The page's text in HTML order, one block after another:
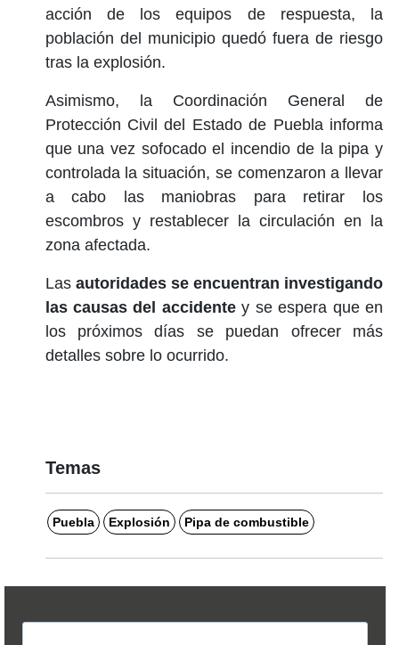
acción de los equipos de respuesta, la
población del municipio quedó fuera de riesgo
tras la explosión.
Asimismo, la Coordinación General de
Protección Civil del Estado de Puebla informa
que una vez sofocado el incendio de la pipa y
controlada la situación, se comenzaron a llevar
a cabo las maniobras para retirar los
escombros y restablecer la circulación en la
zona afectada.
Las autoridades se encuentran investigando
las causas del accidentey se espera que en
los próximos días se puedan ofrecer más
detalles sobre lo ocurrido.
Temas
Puebla Explosión Pipa de combustible